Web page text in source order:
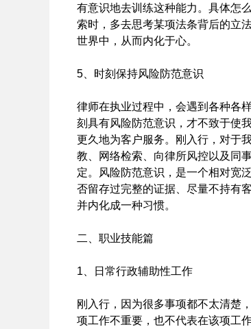
有意识地去训练这种能力。具体怎
索时，多去思考某项法条背后的立
世界中，从而内化于心。
5、时刻保持风险防范意识
律师在执业过程中，会遇到各种各
刻具有风险防范意识，才不致于使
更久地为客户服务。刚入行，对于
教、网络检索、向律所风控以及同
定。风险防范意识，是一个相对宽
否留存过完整的证据、尽量不持有
并内化成一种习惯。
二、职业技能篇
1、日常行政辅助性工作
刚入行，因为很多事项都不太清楚
项工作不重要，也不代表在该项工